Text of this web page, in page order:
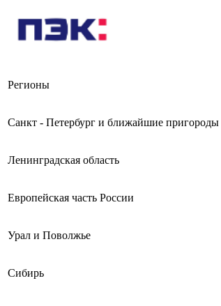
Регионы
Санкт - Петербург и ближайшие пригороды
Ленинградская область
Европейская часть России
Урал и Поволжье
Сибирь